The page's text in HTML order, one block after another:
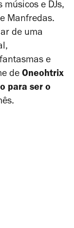
e DJs,
Manfredas.
de uma
e
de Oneohtrix
para ser o